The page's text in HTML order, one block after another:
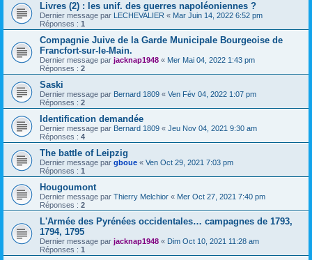
Livres (2) : les unif. des guerres napoléoniennes ?
Dernier message par LECHEVALIER « Mar Juin 14, 2022 6:52 pm
Réponses : 1
Compagnie Juive de la Garde Municipale Bourgeoise de
Francfort-sur-le-Main.
Dernier message par jacknap1948 « Mer Mai 04, 2022 1:43 pm
Réponses : 2
Saski
Dernier message par Bernard 1809 « Ven Fév 04, 2022 1:07 pm
Réponses : 2
Identification demandée
Dernier message par Bernard 1809 « Jeu Nov 04, 2021 9:30 am
Réponses : 4
The battle of Leipzig
Dernier message par gboue « Ven Oct 29, 2021 7:03 pm
Réponses : 1
Hougoumont
Dernier message par Thierry Melchior « Mer Oct 27, 2021 7:40 pm
Réponses : 2
L'Armée des Pyrénées occidentales… campagnes de 1793,
1794, 1795
Dernier message par jacknap1948 « Dim Oct 10, 2021 11:28 am
Réponses : 1